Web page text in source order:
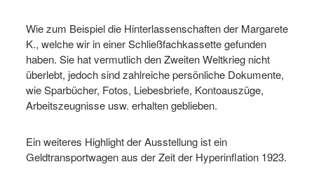
Wie zum Beispiel die Hinterlassenschaften der Margarete
K., welche wir in einer Schließfachkassette gefunden
haben. Sie hat vermutlich den Zweiten Weltkrieg nicht
überlebt, jedoch sind zahlreiche persönliche Dokumente,
wie Sparbücher, Fotos, Liebesbriefe, Kontoauszüge,
Arbeitszeugnisse usw. erhalten geblieben.
Ein weiteres Highlight der Ausstellung ist ein
Geldtransportwagen aus der Zeit der Hyperinflation 1923.